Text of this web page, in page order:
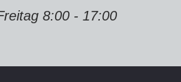
8:00 - 17:00